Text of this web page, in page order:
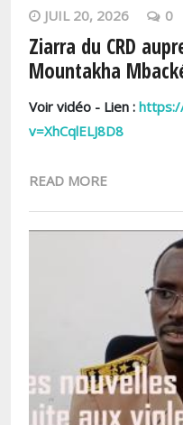
JUIL 20, 2026 0
Ziarra du CRD
Mountakha
Voir vidéo - Lien :
v=XhCqlELJ8D8
READ MORE